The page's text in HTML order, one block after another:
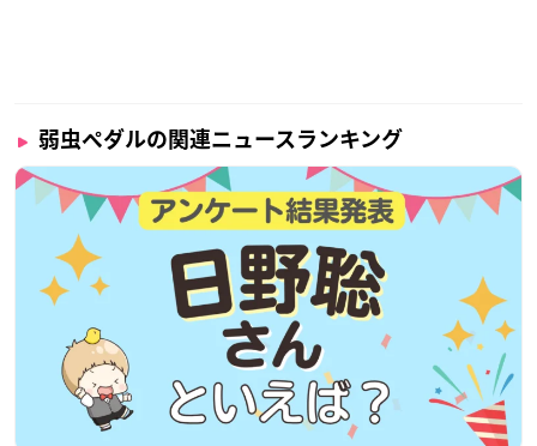
弱虫ペダルの関連ニュースランキング